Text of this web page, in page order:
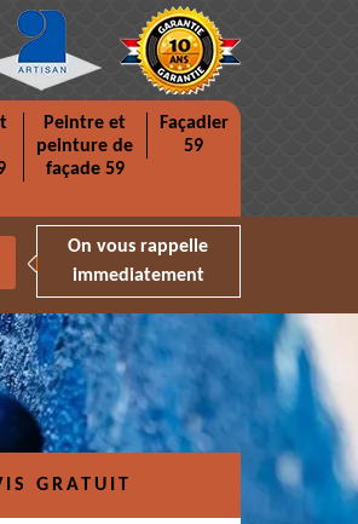
Peintre et
peinture de
façade 59
Façadier
59
On vous rappelle
immediatement
GRATUIT